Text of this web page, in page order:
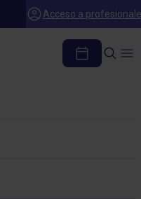
Acceso a